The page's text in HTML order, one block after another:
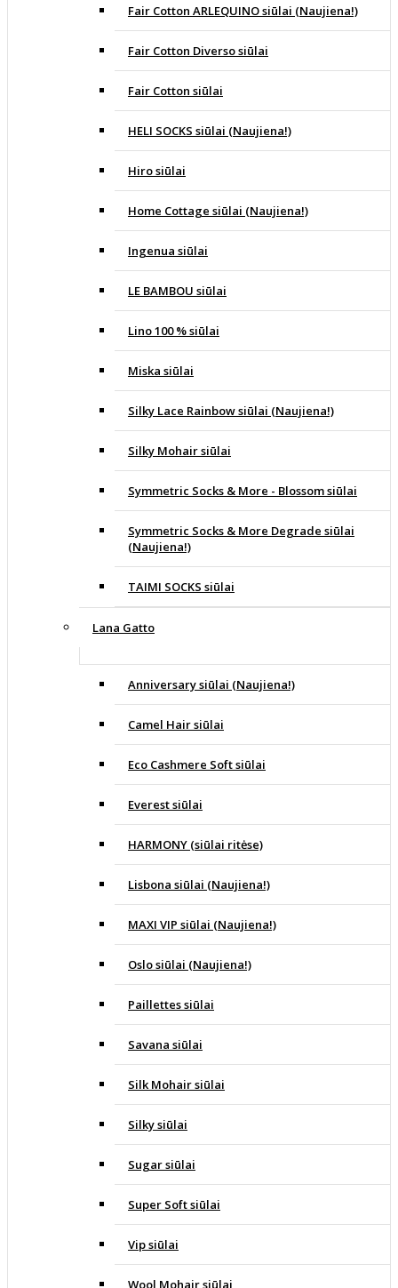
Fair Cotton ARLEQUINO siūlai (Naujiena!)
Fair Cotton Diverso siūlai
Fair Cotton siūlai
HELI SOCKS siūlai (Naujiena!)
Hiro siūlai
Home Cottage siūlai (Naujiena!)
Ingenua siūlai
LE BAMBOU siūlai
Lino 100 % siūlai
Miska siūlai
Silky Lace Rainbow siūlai (Naujiena!)
Silky Mohair siūlai
Symmetric Socks & More - Blossom siūlai
Symmetric Socks & More Degrade siūlai
(Naujiena!)
TAIMI SOCKS siūlai
Lana Gatto
Anniversary siūlai (Naujiena!)
Camel Hair siūlai
Eco Cashmere Soft siūlai
Everest siūlai
HARMONY (siūlai ritėse)
Lisbona siūlai (Naujiena!)
MAXI VIP siūlai (Naujiena!)
Oslo siūlai (Naujiena!)
Paillettes siūlai
Savana siūlai
Silk Mohair siūlai
Silky siūlai
Sugar siūlai
Super Soft siūlai
Vip siūlai
Wool Mohair siūlai